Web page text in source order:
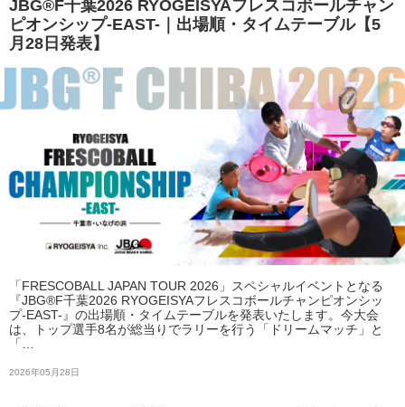
JBG®F千葉2026 RYOGEISYAフレスコボールチャン
ピオンシップ-EAST-｜出場順・タイムテーブル【5
月28日発表】
「FRESCOBALL JAPAN TOUR 2026」スペシャルイベントとなる
『JBG®F千葉2026 RYOGEISYAフレスコボールチャンピオンシッ
プ-EAST-』の出場順・タイムテーブルを発表いたします。今大会
は、トップ選手8名が総当りでラリーを行う「ドリームマッチ」と
「…
2026年05月28日